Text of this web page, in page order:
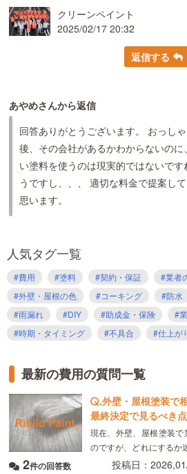
クリーンペイント
2025/02/17 20:32
返信する
あやめさんから返信
回答ありがとうございます。 おっし
後、その会社があるかわからないの
い塗料を使うのは現実的ではないです
うですし、、、 適切な料金で提案し
思います。
人気タグ一覧
#費用 #塗料 #契約・保証 #業者
#外壁・屋根の色
#コーキング #防水
#雨漏れ
#DIY #助成金・保険
#
#時期・タイミング
#不具合 #仕上が
最新の費用の質問一覧
.外壁・屋根塗装で
最終決定で見るべき点
現在、外壁、屋根塗装
のですが、どれにするか
るとありがたいです。
2件の回答数 投稿日：